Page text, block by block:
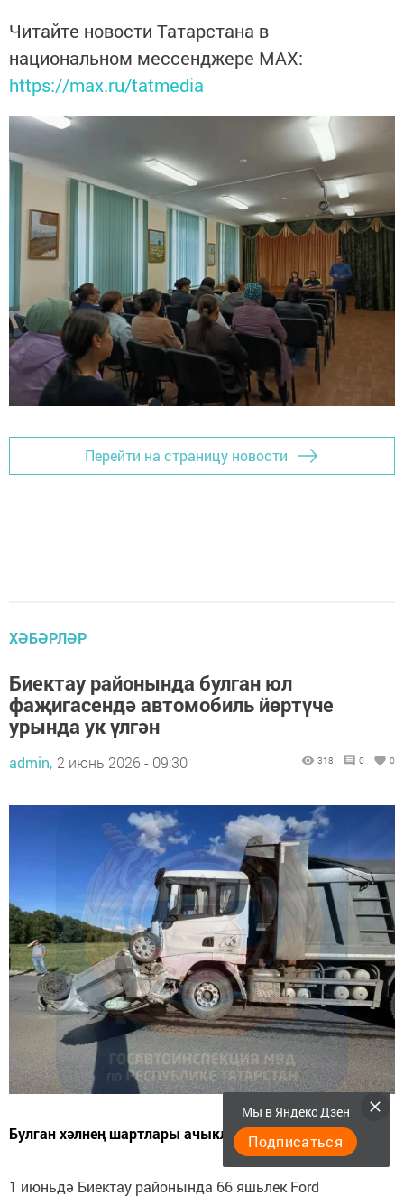
Читайте новости Татарстана в
национальном мессенджере MАХ:
https://max.ru/tatmedia
Перейти на страницу новости
ХӘБӘРЛӘР
Биектау районында булган юл
фаҗигасендә автомобиль йөртүче
урында ук үлгән
admin, 2 июнь 2026 - 09:30 318 0 0
Булган хәлнең шартлары ачыклана.
1 июньдә Биектау районында 66 яшьлек Ford
Мы в Яндекс Дзен
Подписаться